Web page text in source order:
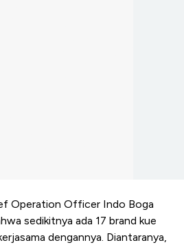
Operation Officer Indo Boga
sedikitnya ada 17 brand kue
dengannya. Diantaranya,